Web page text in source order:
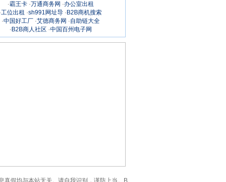
·霸王卡·万通商务网 ·办公室出租
·工位出租 ·sh991网址导 · B2B商机搜索
·中国好工厂·艾德商务网 ·自助链大全
· B2B商人社区 ·中国百州电子网